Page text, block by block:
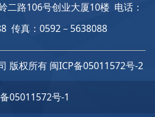
二路106号创业大厦10楼 电话：
传真：0592－5638088
版权所有 闽ICP备05011572号-2
05011572号-1